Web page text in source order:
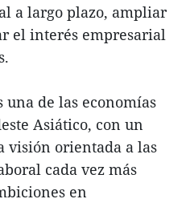
a largo plazo, ampliar
el interés empresarial
una de las economías
Asiático, con un
visión orientada a las
cada vez más
en